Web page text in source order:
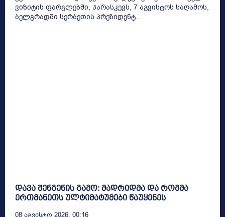
ვიზიტის ფარგლებში, პარასკევს, 7 აგვისტოს საღამოს,
ბელგრადში სერბეთის პრეზიდენტ...
დავა შენგენის გამო: მადრიდმა და რომმა
ერთმანეთს ულტიმატუმები წაუყენეს
08 Აგვისტო 2026, 00:16